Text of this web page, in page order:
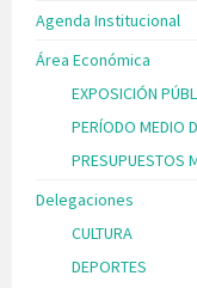
Agenda Institucional
Área Económica
EXPOSICIÓN
PERÍODO MEDIO
PRESUPUESTOS
Delegaciones
CULTURA
DEPORTES